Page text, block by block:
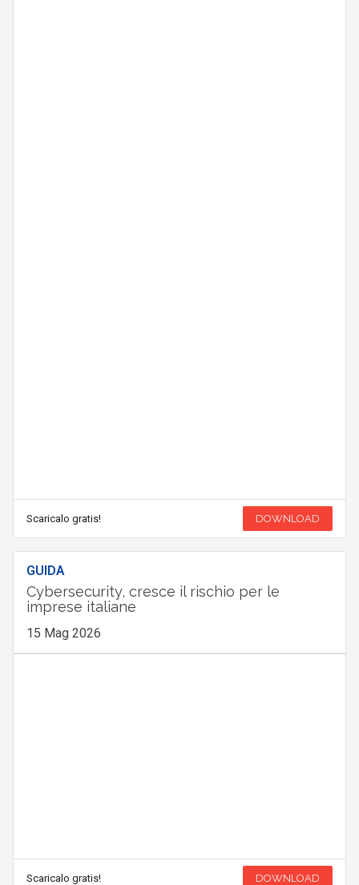
Scaricalo gratis! DOWNLOAD
GUIDA
Cybersecurity, cresce il rischio per le
imprese italiane
15 Mag 2026
Scaricalo gratis! DOWNLOAD